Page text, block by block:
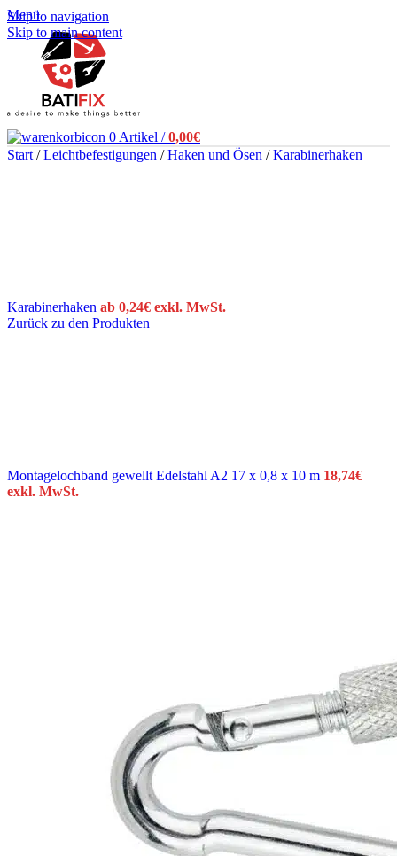
Skip to navigation
Skip to main content
Menü
0 Artikel / 0,00€
Start / Leichtbefestigungen / Haken und Ösen / Karabinerhaken
Karabinerhaken ab 0,24€ exkl. MwSt.
Zurück zu den Produkten
Montagelochband gewellt Edelstahl A2 17 x 0,8 x 10 m 18,74€
exkl. MwSt.